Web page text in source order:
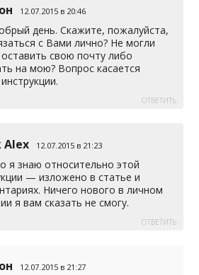
12.07.2015 в 20:46
день. Скажите, пожалуйста,
с Вами лично? Не могли
свою почту либо
на мою? Вопрос касается
ОТВЕТИТЬ
Alex 12.07.2015 в 21:23
я знаю относительно этой
— изложено в статье и
Ничего нового в личном
я вам сказать не смогу.
ОТВЕТИТЬ
12.07.2015 в 21:27